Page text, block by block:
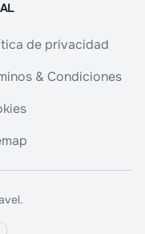
de privacidad
& Condiciones
.